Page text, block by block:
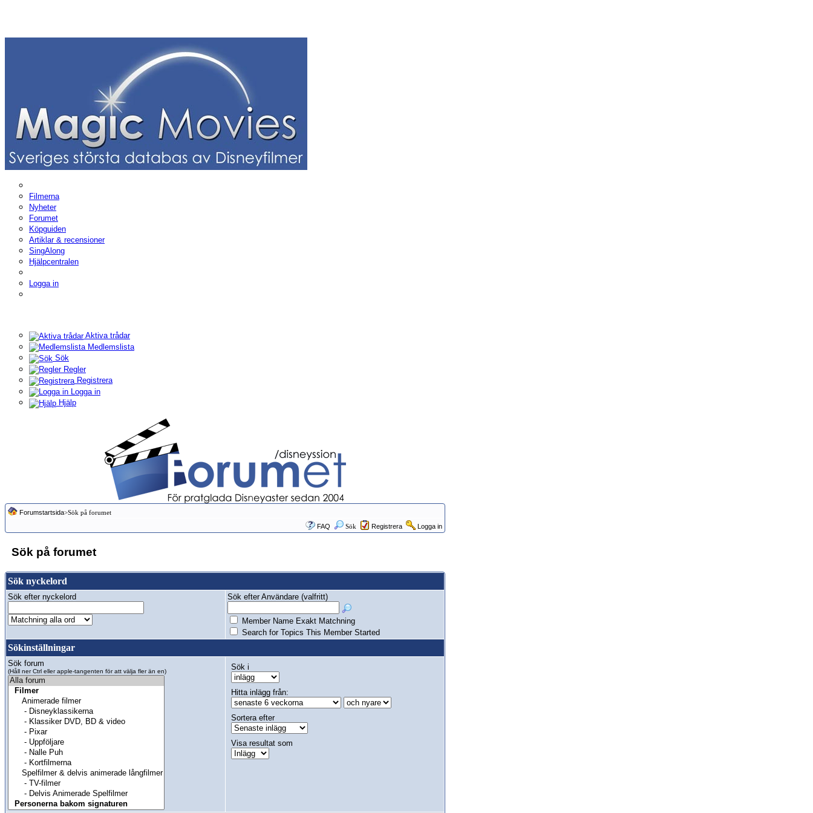
Filmerna
Nyheter
Forumet
Köpguiden
Artiklar & recensioner
SingAlong
Hjälpcentralen
Logga in
Aktiva trådar
Medlemslista
Sök
Regler
Registrera
Logga in
Hjälp
Forumstartsida>Sök på forumet
FAQ
Sök Registrera Logga in
Sök på forumet
Sök nyckelord
Sök efter nyckelord Sök efter Användare (valfritt)
Member Name Exakt Matchning
Search for Topics This Member Started
Sökinställningar
Sök forum
(Håll ner Ctrl eller apple-tangenten för att välja fler än en) Sök i
Hitta inlägg från:
Sortera efter
Visa resultat som